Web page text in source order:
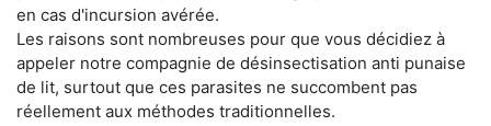
en cas d'incursion avérée.
Les raisons sont nombreuses pour que vous décidiez à
appeler notre compagnie de désinsectisation anti punaise
de lit, surtout que ces parasites ne succombent pas
réellement aux méthodes traditionnelles.